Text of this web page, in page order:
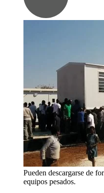
Pueden descargarse de
equipos pesados.